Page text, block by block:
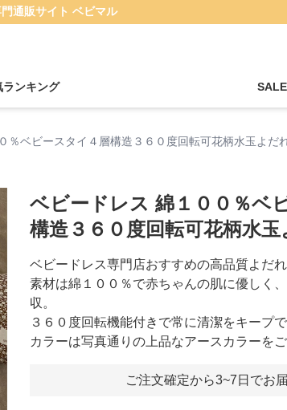
通販サイト ベビマル
ランキング
％ベビースタイ４層構造３６０度回転可花柄水玉よだ
ベビードレス 綿１００％ベ
構造３６０度回転可花柄水
ベビードレス専門店おすすめの高品質よだれ
素材は綿１００％で赤ちゃんの肌に優しく
収。
３６０度回転機能付きで常に清潔をキープで
カラーは写真通りの上品なアースカラーをご
ご注文確定から3~7日でお